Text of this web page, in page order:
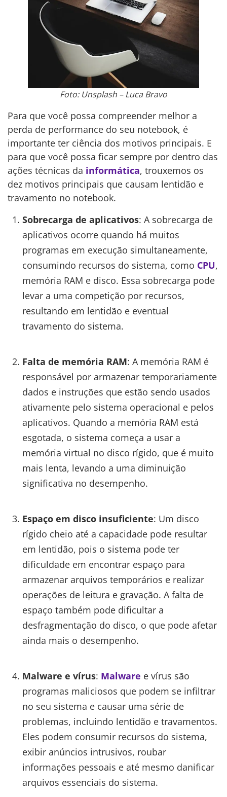
Foto: Unsplash – Luca Bravo
Para que você possa compreender melhor a
perda de performance do seu notebook, é
importante ter ciência dos motivos principais. E
para que você possa ficar sempre por dentro das
ações técnicas da informática, trouxemos os
dez motivos principais que causam lentidão e
travamento no notebook.
Sobrecarga de aplicativos: A sobrecarga de
aplicativos ocorre quando há muitos
programas em execução simultaneamente,
consumindo recursos do sistema, como CPU,
memória RAM e disco. Essa sobrecarga pode
levar a uma competição por recursos,
resultando em lentidão e eventual
travamento do sistema.
Falta de memória RAM: A memória RAM é
responsável por armazenar temporariamente
dados e instruções que estão sendo usados
ativamente pelo sistema operacional e pelos
aplicativos. Quando a memória RAM está
esgotada, o sistema começa a usar a
memória virtual no disco rígido, que é muito
mais lenta, levando a uma diminuição
significativa no desempenho.
Espaço em disco insuficiente: Um disco
rígido cheio até a capacidade pode resultar
em lentidão, pois o sistema pode ter
dificuldade em encontrar espaço para
armazenar arquivos temporários e realizar
operações de leitura e gravação. A falta de
espaço também pode dificultar a
desfragmentação do disco, o que pode afetar
ainda mais o desempenho.
Malware e vírus: Malware e vírus são
programas maliciosos que podem se infiltrar
no seu sistema e causar uma série de
problemas, incluindo lentidão e travamentos.
Eles podem consumir recursos do sistema,
exibir anúncios intrusivos, roubar
informações pessoais e até mesmo danificar
arquivos essenciais do sistema.